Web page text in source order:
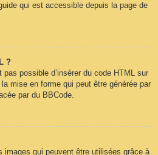
qui est accessible depuis la page de
?
pas possible d’insérer du code HTML sur
mise en forme qui peut être générée par
par du BBCode.
images qui peuvent être utilisées grâce à